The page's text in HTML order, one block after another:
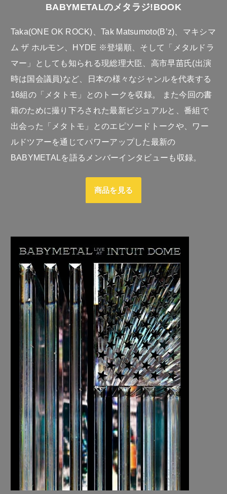
BABYMETALのメタラジ!BOOK
Taka(ONE OK ROCK)、Tak Matsumoto(B’z)、マキシマ
ム ザ ホルモン、HYDE ※登場順、そして「メタルドラ
マー」としても知られる現総理大臣、高市早苗氏(出演
時は国会議員)など、日本の様々なジャンルを代表する
16組の「メタトモ」とのトークを収録。 また今回の書
籍のために撮り下ろされた最新ビジュアルと、番組で
出会った「メタトモ」とのエピソードトークや、ワー
ルドツアーを通じてパワーアップした最新の
BABYMETALを語るメンバーインタビューも収録。
商品を見る